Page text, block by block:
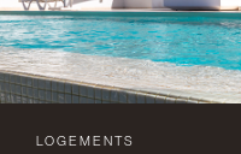
LOGEMENTS